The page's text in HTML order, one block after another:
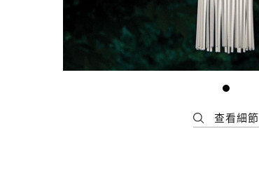
會員專區 常見問題